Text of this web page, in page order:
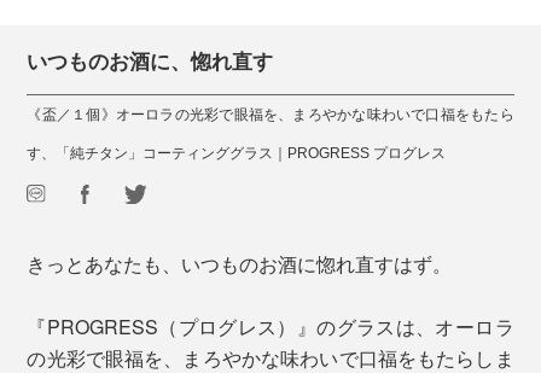
いつものお酒に、惚れ直す
《盃／１個》オーロラの光彩で眼福を、まろやかな味わいで口福をもたら
す、「純チタン」コーティンググラス｜PROGRESS プログレス
きっとあなたも、いつものお酒に惚れ直すはず。
『PROGRESS（プログレス）』のグラスは、オーロラ
の光彩で眼福を、まろやかな味わいで口福をもたらしま